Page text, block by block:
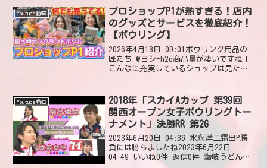
Youtube動画
プロショップP1が熱すぎる！店内
のグッズとサービスを徹底紹介！
【ボウリング】
2026年4月18日 09:01ボウリング用品の
匠たち @ヨシ-h2o商品量が凄いですね！
こんなに充実しているショップは見た事
ていませんが、早く投げたいとウズウズ
してい...
Youtube動画
2018年「スカイAカップ 第39回
関西オープン女子ボウリングトー
ナメント」決勝RR 第2G
2023年6月20日 04:36 水永洋二霜出P勝
負には勝ちましたね2023年6月22日
04:49 いいね0件 返信0件 讃岐うどん坂